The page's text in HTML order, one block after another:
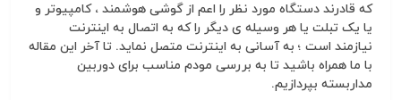
که قادرند دستگاه مورد نظر را اعم از گوشی هوشمند ، کامپیوتر و
یا یک تبلت یا هر وسیله ی دیگر را که به اتصال به اینترنت
نیازمند است ؛ به آسانی به اینترنت متصل نماید. تا آخر این مقاله
با ما همراه باشید تا به بررسی مودم مناسب برای دوربین
مداربسته بپردازیم.